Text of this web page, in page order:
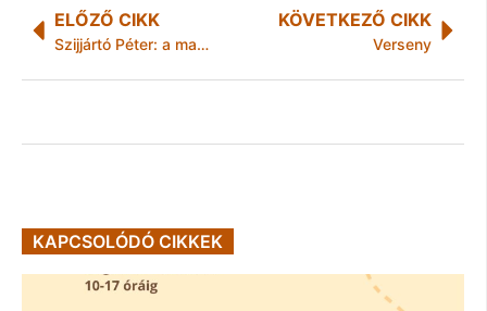
ELŐZŐ CIKK
Szijjártó Péter: a magyar modell a migrációs és a gazdasági kihívásokat is hatékonyan kezeli
KÖVETKEZŐ CIKK
Verseny
KAPCSOLÓDÓ CIKKEK